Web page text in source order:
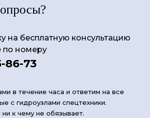
на бесплатную консультацию
по номеру
86-73
в течение часа и ответим на все
с гидроузлами спецтехники.
ни к чему не обязывает.